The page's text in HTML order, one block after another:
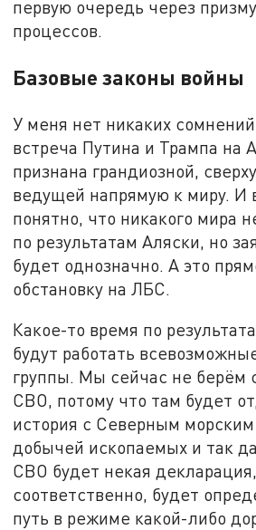
первую очередь через
процессов.
Базовые законы войны
У меня нет никаких
встреча Путина и Трампа на
признана грандиозной,
ведущей напрямую к миру. И
понятно, что никакого мира
по результатам Аляски, но
будет однозначно. А это
обстановку на ЛБС.
Какое-то время по
будут работать
группы. Мы сейчас не берём
СВО, потому что там будет
история с Северным
добычей ископаемых и так
СВО будет некая декларация,
соответственно, будет
путь в режиме какой-либо